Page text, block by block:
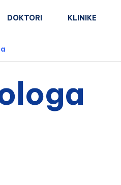
DOKTORI KLINIKE